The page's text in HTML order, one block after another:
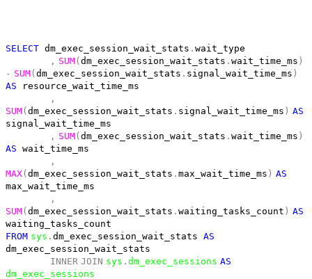
SELECT dm_exec_session_wait_stats . wait_type
, SUM(dm_exec_session_wait_stats . wait_time_ms )
- SUM(dm_exec_session_wait_stats . signal_wait_time_ms )
AS resource_wait_time_ms
,
SUM(dm_exec_session_wait_stats . signal_wait_time_ms ) AS
signal_wait_time_ms
, SUM(dm_exec_session_wait_stats . wait_time_ms )
AS wait_time_ms
,
MAX(dm_exec_session_wait_stats . max_wait_time_ms ) AS
max_wait_time_ms
,
SUM(dm_exec_session_wait_stats . waiting_tasks_count ) AS
waiting_tasks_count
FROM sys . dm_exec_session_wait_stats AS
dm_exec_session_wait_stats
INNER JOIN sys . dm_exec_sessions AS
dm_exec_sessions